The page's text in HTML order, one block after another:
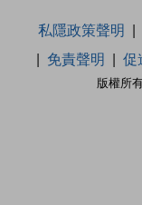
版權所
私隱政策聲明
免責聲明
促